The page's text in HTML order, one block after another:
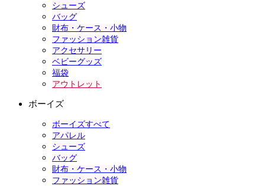
シューズ
バッグ
財布・ケース・小物
ファッション雑貨
アクセサリー
ベビーグッズ
福袋
アウトレット
ボーイズ
ボーイズすべて
アパレル
シューズ
バッグ
財布・ケース・小物
ファッション雑貨